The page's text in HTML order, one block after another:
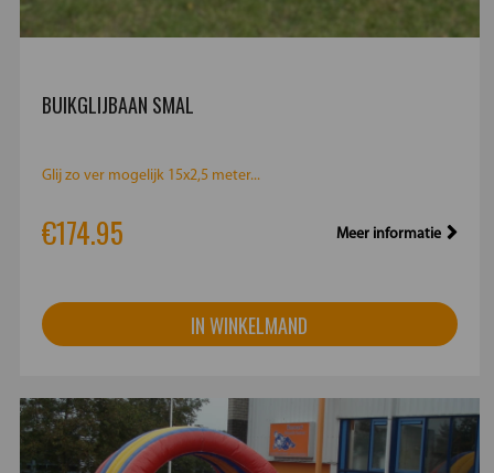
BUIKGLIJBAAN SMAL
Glij zo ver mogelijk 15x2,5 meter...
€174.95 Meer informatie
IN WINKELMAND